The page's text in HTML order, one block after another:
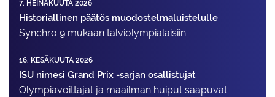
7. HEINÄKUUTA 2026
Historiallinen päätös muodostelmaluistelulle
Synchro 9 mukaan talviolympialaisiin
16. KESÄKUUTA 2026
ISU nimesi Grand Prix -sarjan osallistujat
Olympiavoittajat ja maailman huiput saapuvat